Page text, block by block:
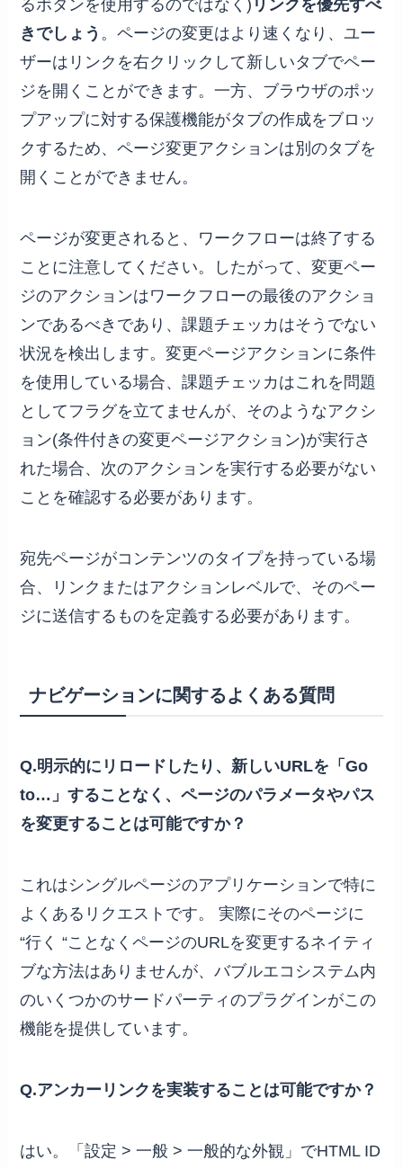
るボタンを使用するのではなく) リンクを優先すべ
きでしょう 。ページの変更はより速くなり、ユー
ザーはリンクを右クリックして新しいタブでペー
ジを開くことができます。一方、ブラウザのポッ
プアップに対する保護機能がタブの作成をブロッ
クするため、ページ変更アクションは別のタブを
開くことができません。
ページが変更されると、ワークフローは終了する
ことに注意してください。したがって、変更ペー
ジのアクションはワークフローの最後のアクショ
ンであるべきであり、課題チェッカはそうでない
状況を検出します。変更ページアクションに条件
を使用している場合、課題チェッカはこれを問題
としてフラグを立てませんが、そのようなアクシ
ョン(条件付きの変更ページアクション)が実行さ
れた場合、次のアクションを実行する必要がない
ことを確認する必要があります。
宛先ページがコンテンツのタイプを持っている場
合、リンクまたはアクションレベルで、そのペー
ジに送信するものを定義する必要があります。
ナビゲーションに関するよくある質問
Q.明示的にリロードしたり、新しいURLを「Go
to…」することなく、ページのパラメータやパス
を変更することは可能ですか？
これはシングルページのアプリケーションで特に
よくあるリクエストです。 実際にそのページに
“行く “ことなくページのURLを変更するネイティ
ブな方法はありませんが、バブルエコシステム内
のいくつかのサードパーティのプラグインがこの
機能を提供しています。
Q.アンカーリンクを実装することは可能ですか？
はい。「設定 > 一般 > 一般的な外観」でHTML ID